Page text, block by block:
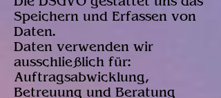
Speichern und Erfassen von
Daten.
Daten verwenden wir
ausschließlich für:
Auftragsabwicklung,
Betreuung und Beratung